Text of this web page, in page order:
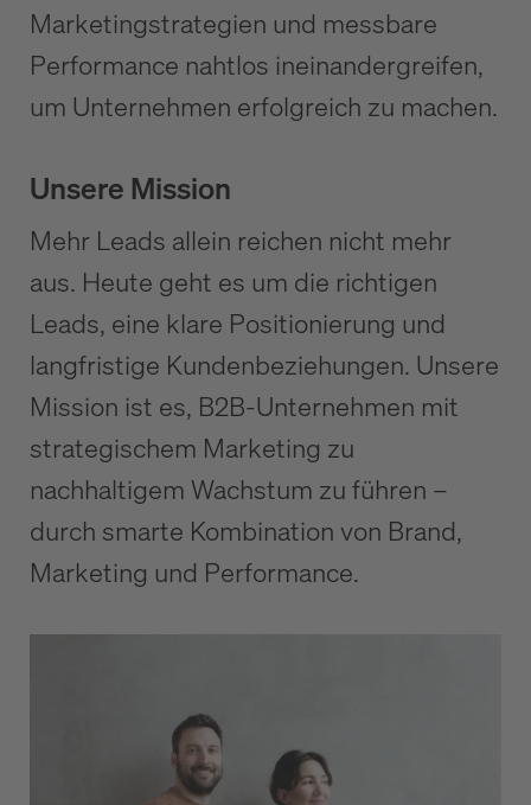
Marketingstrategien und messbare
Performance nahtlos ineinandergreifen,
um Unternehmen erfolgreich zu machen.
Unsere Mission
Mehr Leads allein reichen nicht mehr
aus. Heute geht es um die richtigen
Leads, eine klare Positionierung und
langfristige Kundenbeziehungen. Unsere
Mission ist es, B2B-Unternehmen mit
strategischem Marketing zu
nachhaltigem Wachstum zu führen –
durch smarte Kombination von Brand,
Marketing und Performance.